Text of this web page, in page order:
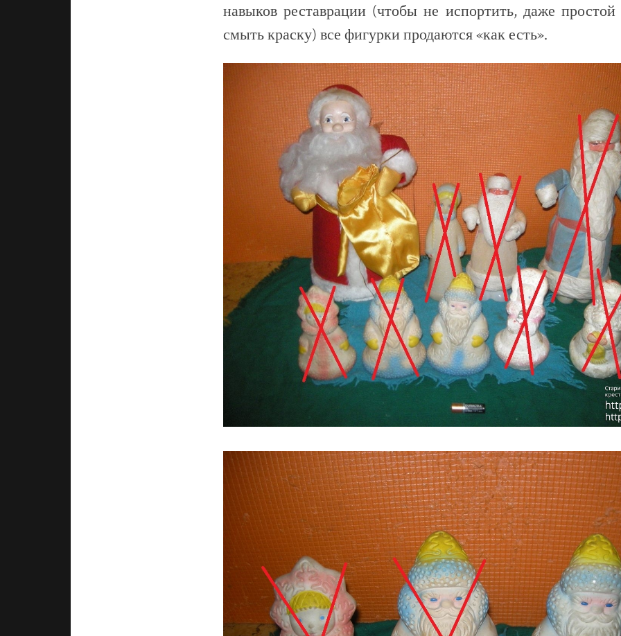
навыков реставрации (чтобы не испортить, даже
смыть краску) все фигурки продаются «как есть».